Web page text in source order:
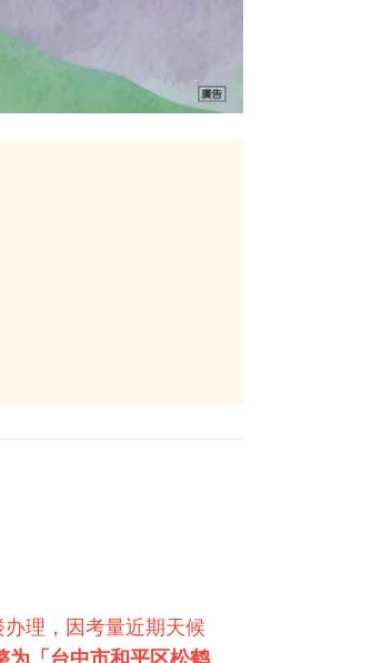
理，因考量近期天候
为「台中市和平区松鹤